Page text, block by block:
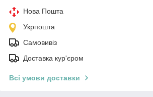
Нова Пошта
Укрпошта
Самовивіз
Доставка кур'єром
Всі умови доставки